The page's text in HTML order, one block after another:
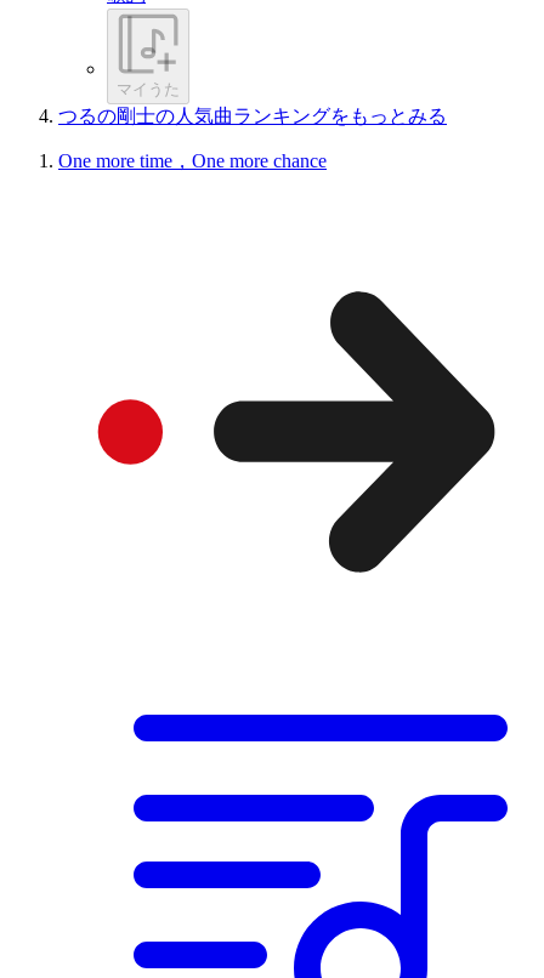
マイうた
つるの剛士の人気曲ランキングをもっとみる
One more time，One more chance